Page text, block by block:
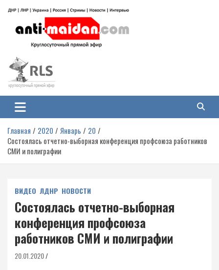
содержимому
Антимайдан: Гражданская война
на Украине
гражданской войне на Украине, включая события в Новороссии, ДНР,
ЛНР и других регионах.
Главная 2020 Январь
20
Состоялась отчетно-выборная конференция профсоюза работников
СМИ и полиграфии
ВИДЕО ЛДНР НОВОСТИ
Состоялась отчетно-выборная
конференция профсоюза
работников СМИ и полиграфии
20.01.2020